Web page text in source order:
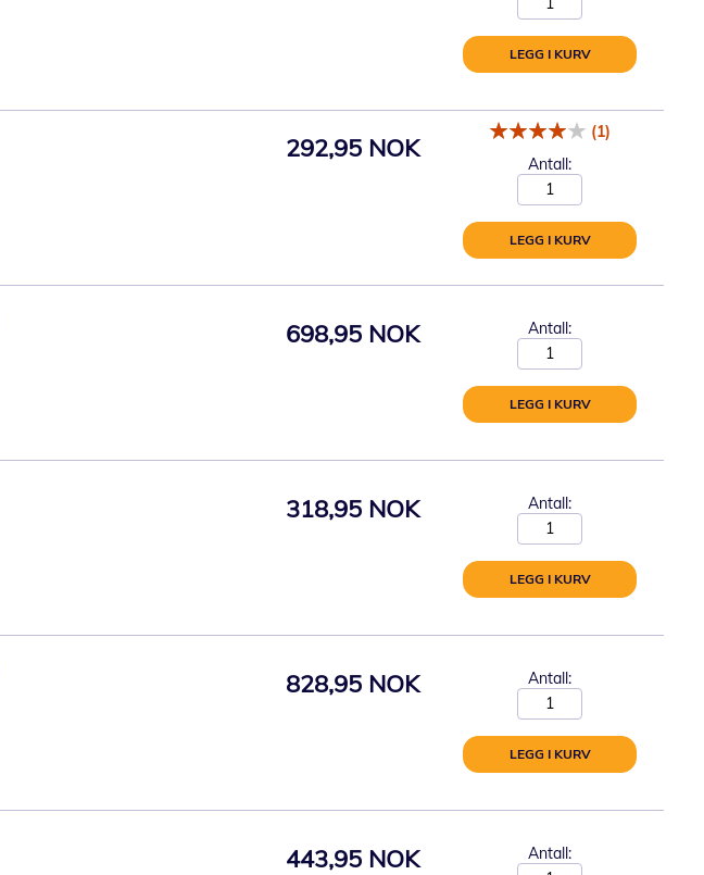
LEGG I KURV
292,95 NOK
(1)
Antall:
LEGG I KURV
698,95 NOK Antall:
LEGG I KURV
318,95 NOK Antall:
LEGG I KURV
828,95 NOK Antall:
LEGG I KURV
443,95 NOK Antall: